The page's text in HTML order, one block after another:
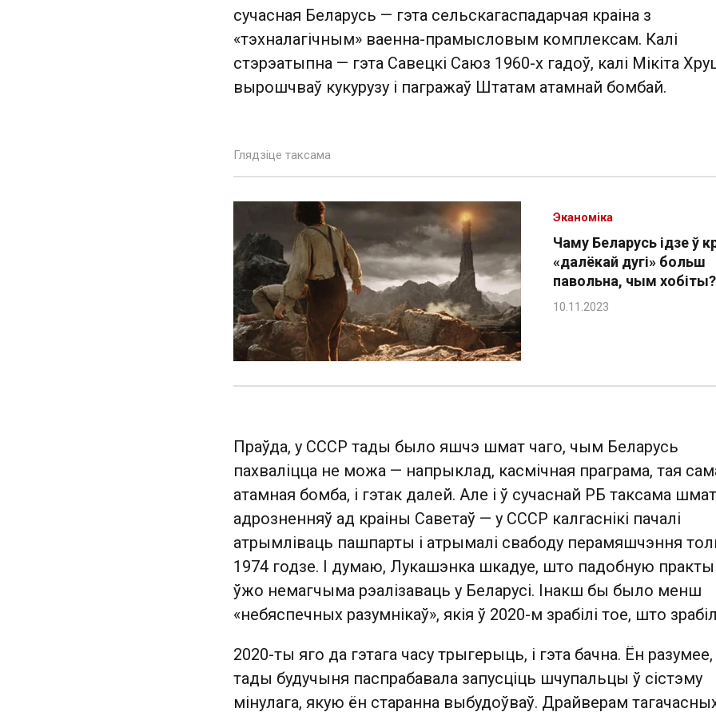
сучасная Беларусь — гэта сельскагаспадарчая краіна з
«тэхналагічным» ваенна-прамысловым комплексам. Калі
стэрэатыпна — гэта Савецкі Саюз 1960-х гадоў, калі Мікіта
вырошчваў кукурузу і пагражаў Штатам атамнай бомбай.
Глядзіце таксама
Чаму Беларусь ідзе ў
«далёкай дугі» больш
павольна, чым хобіты?
Эканоміка
Праўда, у СССР тады было яшчэ шмат чаго, чым Беларусь
пахваліцца не можа — напрыклад, касмічная праграма, тая
атамная бомба, і гэтак далей. Але і ў сучаснай РБ таксама шмат
адрозненняў ад краіны Саветаў — у СССР калгаснікі пачалі
атрымліваць пашпарты і атрымалі свабоду перамяшчэння
1974 годзе. І думаю, Лукашэнка шкадуе, што падобную
ўжо немагчыма рэалізаваць у Беларусі. Інакш бы было менш
«небяспечных разумнікаў», якія ў 2020-м зрабілі тое, што
2020-ты яго да гэтага часу трыгерыць, і гэта бачна. Ён
тады будучыня паспрабавала запусціць шчупальцы ў сістэму
мінулага, якую ён старанна выбудоўваў. Драйверам